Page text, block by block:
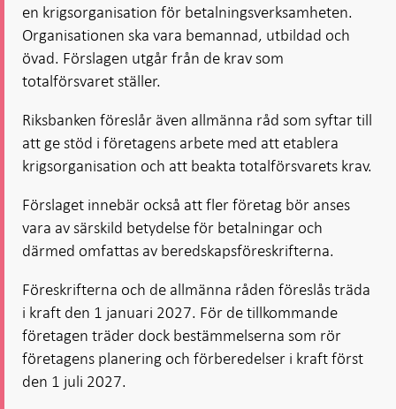
en krigsorganisation för betalningsverksamheten.
Organisationen ska vara bemannad, utbildad och
övad. Förslagen utgår från de krav som
totalförsvaret ställer.
Riksbanken föreslår även allmänna råd som syftar till
att ge stöd i företagens arbete med att etablera
krigsorganisation och att beakta totalförsvarets krav.
Förslaget innebär också att fler företag bör anses
vara av särskild betydelse för betalningar och
därmed omfattas av beredskapsföreskrifterna.
Föreskrifterna och de allmänna råden föreslås träda
i kraft den 1 januari 2027. För de tillkommande
företagen träder dock bestämmelserna som rör
företagens planering och förberedelser i kraft först
den 1 juli 2027.